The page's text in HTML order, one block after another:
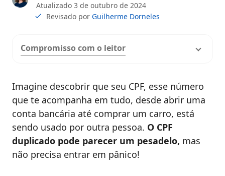
Atualizado 3 de outubro de 2024
Revisado por Guilherme Dorneles
Compromisso com o leitor
Imagine descobrir que seu CPF, esse número
que te acompanha em tudo, desde abrir uma
conta bancária até comprar um carro, está
sendo usado por outra pessoa. O CPF
duplicado pode parecer um pesadelo, mas
não precisa entrar em pânico!